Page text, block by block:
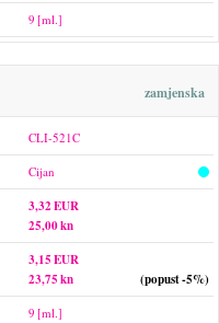
9 [ml.]
zamjenska
CLI-521C
Cijan
3,32 EUR
25,00 kn
3,15 EUR
23,75 kn
(popust -5%)
9 [ml.]